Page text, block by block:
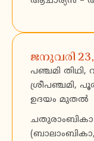
ജനുവരി
പഞ്ചമി
ശ്രീപഞ്ചമി,
ഉദയം മുതൽ